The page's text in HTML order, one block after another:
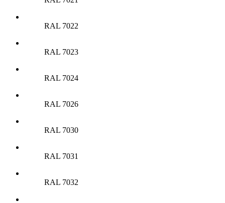
RAL 7022
RAL 7023
RAL 7024
RAL 7026
RAL 7030
RAL 7031
RAL 7032